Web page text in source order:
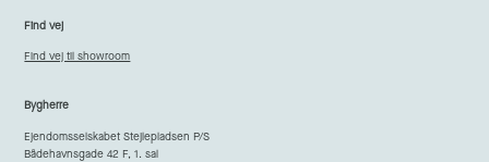
Find vej
Find vej til showroom
Bygherre
Ejendomsselskabet Stejlepladsen P/S
Bådehavnsgade 42 F, 1. sal